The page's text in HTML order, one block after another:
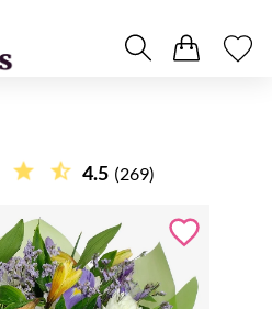
4.5 (269)